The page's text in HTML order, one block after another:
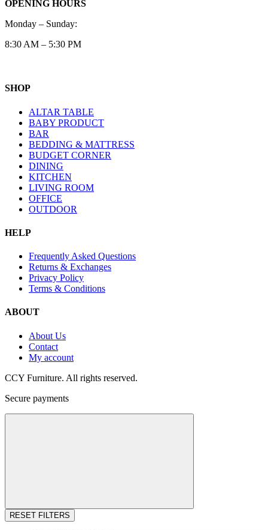
OPENING HOURS
Monday – Sunday:
8:30 AM – 5:30 PM
SHOP
ALTAR TABLE
BABY PRODUCT
BAR
BEDDING & MATTRESS
BUDGET CORNER
DINING
KITCHEN
LIVING ROOM
OFFICE
OUTDOOR
HELP
Frequently Asked Questions
Returns & Exchanges
Privacy Policy
Terms & Conditions
ABOUT
About Us
Contact
My account
CCY Furniture. All rights reserved.
Secure payments
RESET FILTERS